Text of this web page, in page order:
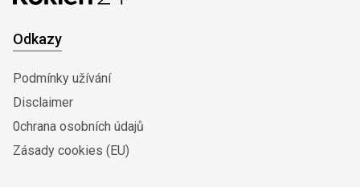
Odkazy
Podmínky užívání
Disclaimer
0chrana osobních údajů
Zásady cookies (EU)